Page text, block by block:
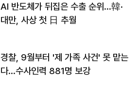
AI 반도체가 뒤집은 수출 순위…韓·
대만, 사상 첫 日 추월
경찰, 9월부터 '제 가족 사건' 못 맡는
다…수사인력 881명 보강